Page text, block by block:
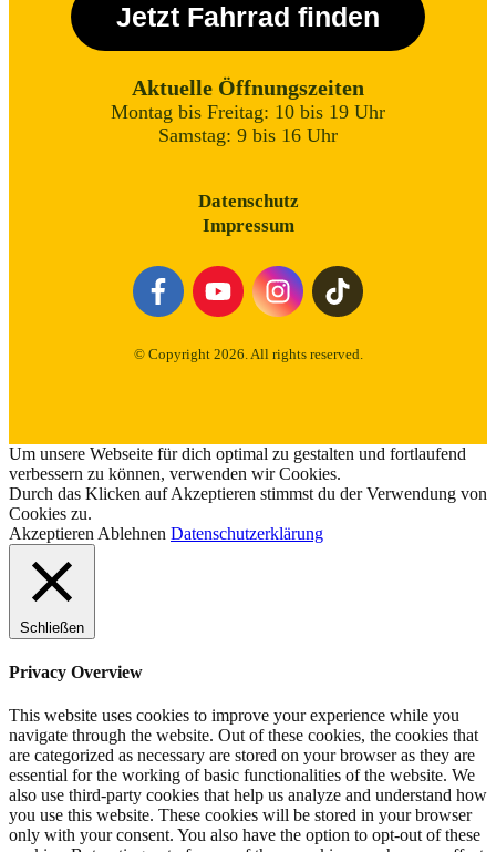
Jetzt Fahrrad finden
Aktuelle Öffnungszeiten
Montag bis Freitag: 10 bis 19 Uhr
Samstag: 9 bis 16 Uhr
Datenschutz
Impressum
© Copyright 2026 . All rights reserved.
Um unsere Webseite für dich optimal zu gestalten und fortlaufend
verbessern zu können, verwenden wir Cookies.
Durch das Klicken auf Akzeptieren stimmst du der Verwendung von
Cookies zu.
Akzeptieren Ablehnen Datenschutzerklärung
Schließen
Privacy Overview
This website uses cookies to improve your experience while you
navigate through the website. Out of these cookies, the cookies that
are categorized as necessary are stored on your browser as they are
essential for the working of basic functionalities of the website. We
also use third-party cookies that help us analyze and understand how
you use this website. These cookies will be stored in your browser
only with your consent. You also have the option to opt-out of these